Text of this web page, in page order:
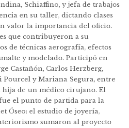
Schiaffino, y jefa de trabajos
en su taller, dictando clases
valor la importancia del oficio.
que contribuyeron a su
de técnicas aerografía, efectos
y modelado. Participó en
Castañón, Carlos Herzberg,
Pourcel y Mariana Segura, entre
de un médico cirujano. El
el punto de partida para la
Óseo: el estudio de joyería,
sumaron al proyecto